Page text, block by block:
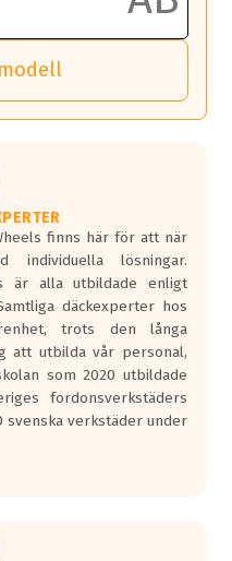
bättre
G däck.
km,
ett
A påvisar
F är den
ligger
finns här för att när
lösningar.
är alla utbildade enligt
däckexperter hos
trots den långa
att utbilda vår personal,
som 2020 utbildade
fordonsverkstäders
verkstäder under